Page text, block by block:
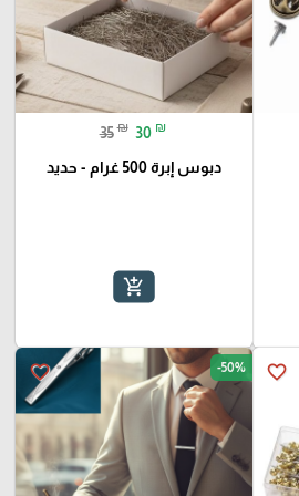
35 ₪ 30 ₪
دبوس إبرة 500 غرام - حديد
add_shopping_cart
favorite_border
favorite_border -50%